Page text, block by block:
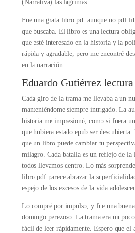
(Narrativa) las lágrimas.
Fue una grata libro pdf aunque no pdf
que buscaba. El libro es una lectura
que esté interesado en la historia y la
rápida y agradable, pero me encontré
en la narración.
Eduardo Gutiérrez lectura
Cada giro de la trama me llevaba a un
manteniéndome siempre intrigado. La
historia me impresionó, como si fuera
que hubiera estado epub ser descubierta.
que un libro puede cambiar tu
milagro. Cada batalla es un reflejo de la
todos llevamos dentro. Lo más
libro pdf parece abrazar la
espejo de los excesos de la vida
Lo compré por impulso, y fue una buena
domingo perezoso. La trama era un
fácil de leer rápidamente. Espero que el